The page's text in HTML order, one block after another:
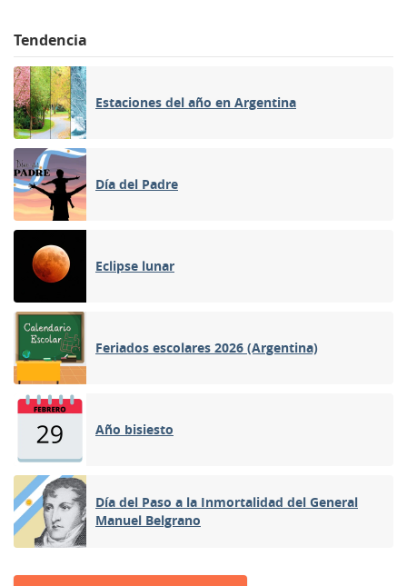
Tendencia
Estaciones del año en Argentina
Día del Padre
Eclipse lunar
Feriados escolares 2026 (Argentina)
Año bisiesto
Día del Paso a la Inmortalidad del General
Manuel Belgrano